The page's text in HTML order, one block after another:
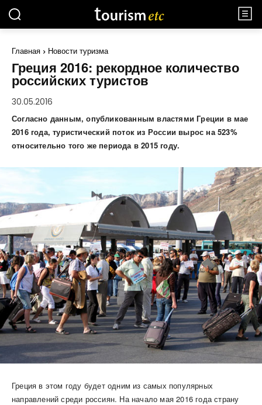
Главная Новости туризма
Греция 2016: рекордное количество
российских туристов
30.05.2016
Согласно данным, опубликованным властями Греции в мае
2016 года, туристический поток из России вырос на 523%
относительно того же периода в 2015 году.
Греция в этом году будет одним из самых популярных
направлений среди россиян. На начало мая 2016 года страну